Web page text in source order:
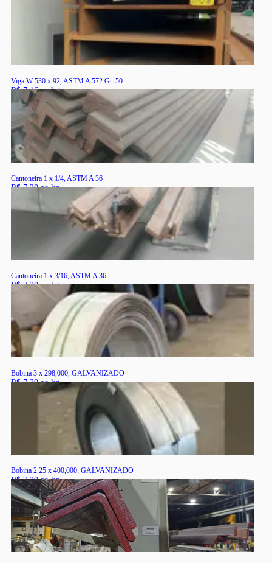
Viga W 530 x 92, ASTM A 572 Gr. 50
R$ 7,16 ao kg
RS
Cantoneira 1 x 1/4, ASTM A 36
R$ 7,20 ao kg
Cantoneira 1 x 3/16, ASTM A 36
R$ 7,20 ao kg
Bobina 3 x 298,000, GALVANIZADO
R$ 7,20 ao kg
Bobina 2.25 x 400,000, GALVANIZADO
R$ 7,20 ao kg
RS